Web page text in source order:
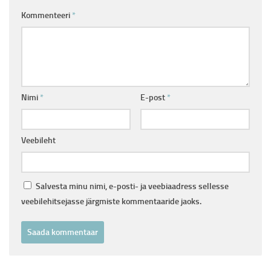
Kommenteeri *
Nimi * E-post *
Veebileht
Salvesta minu nimi, e-posti- ja veebiaadress sellesse
veebilehitsejasse järgmiste kommentaaride jaoks.